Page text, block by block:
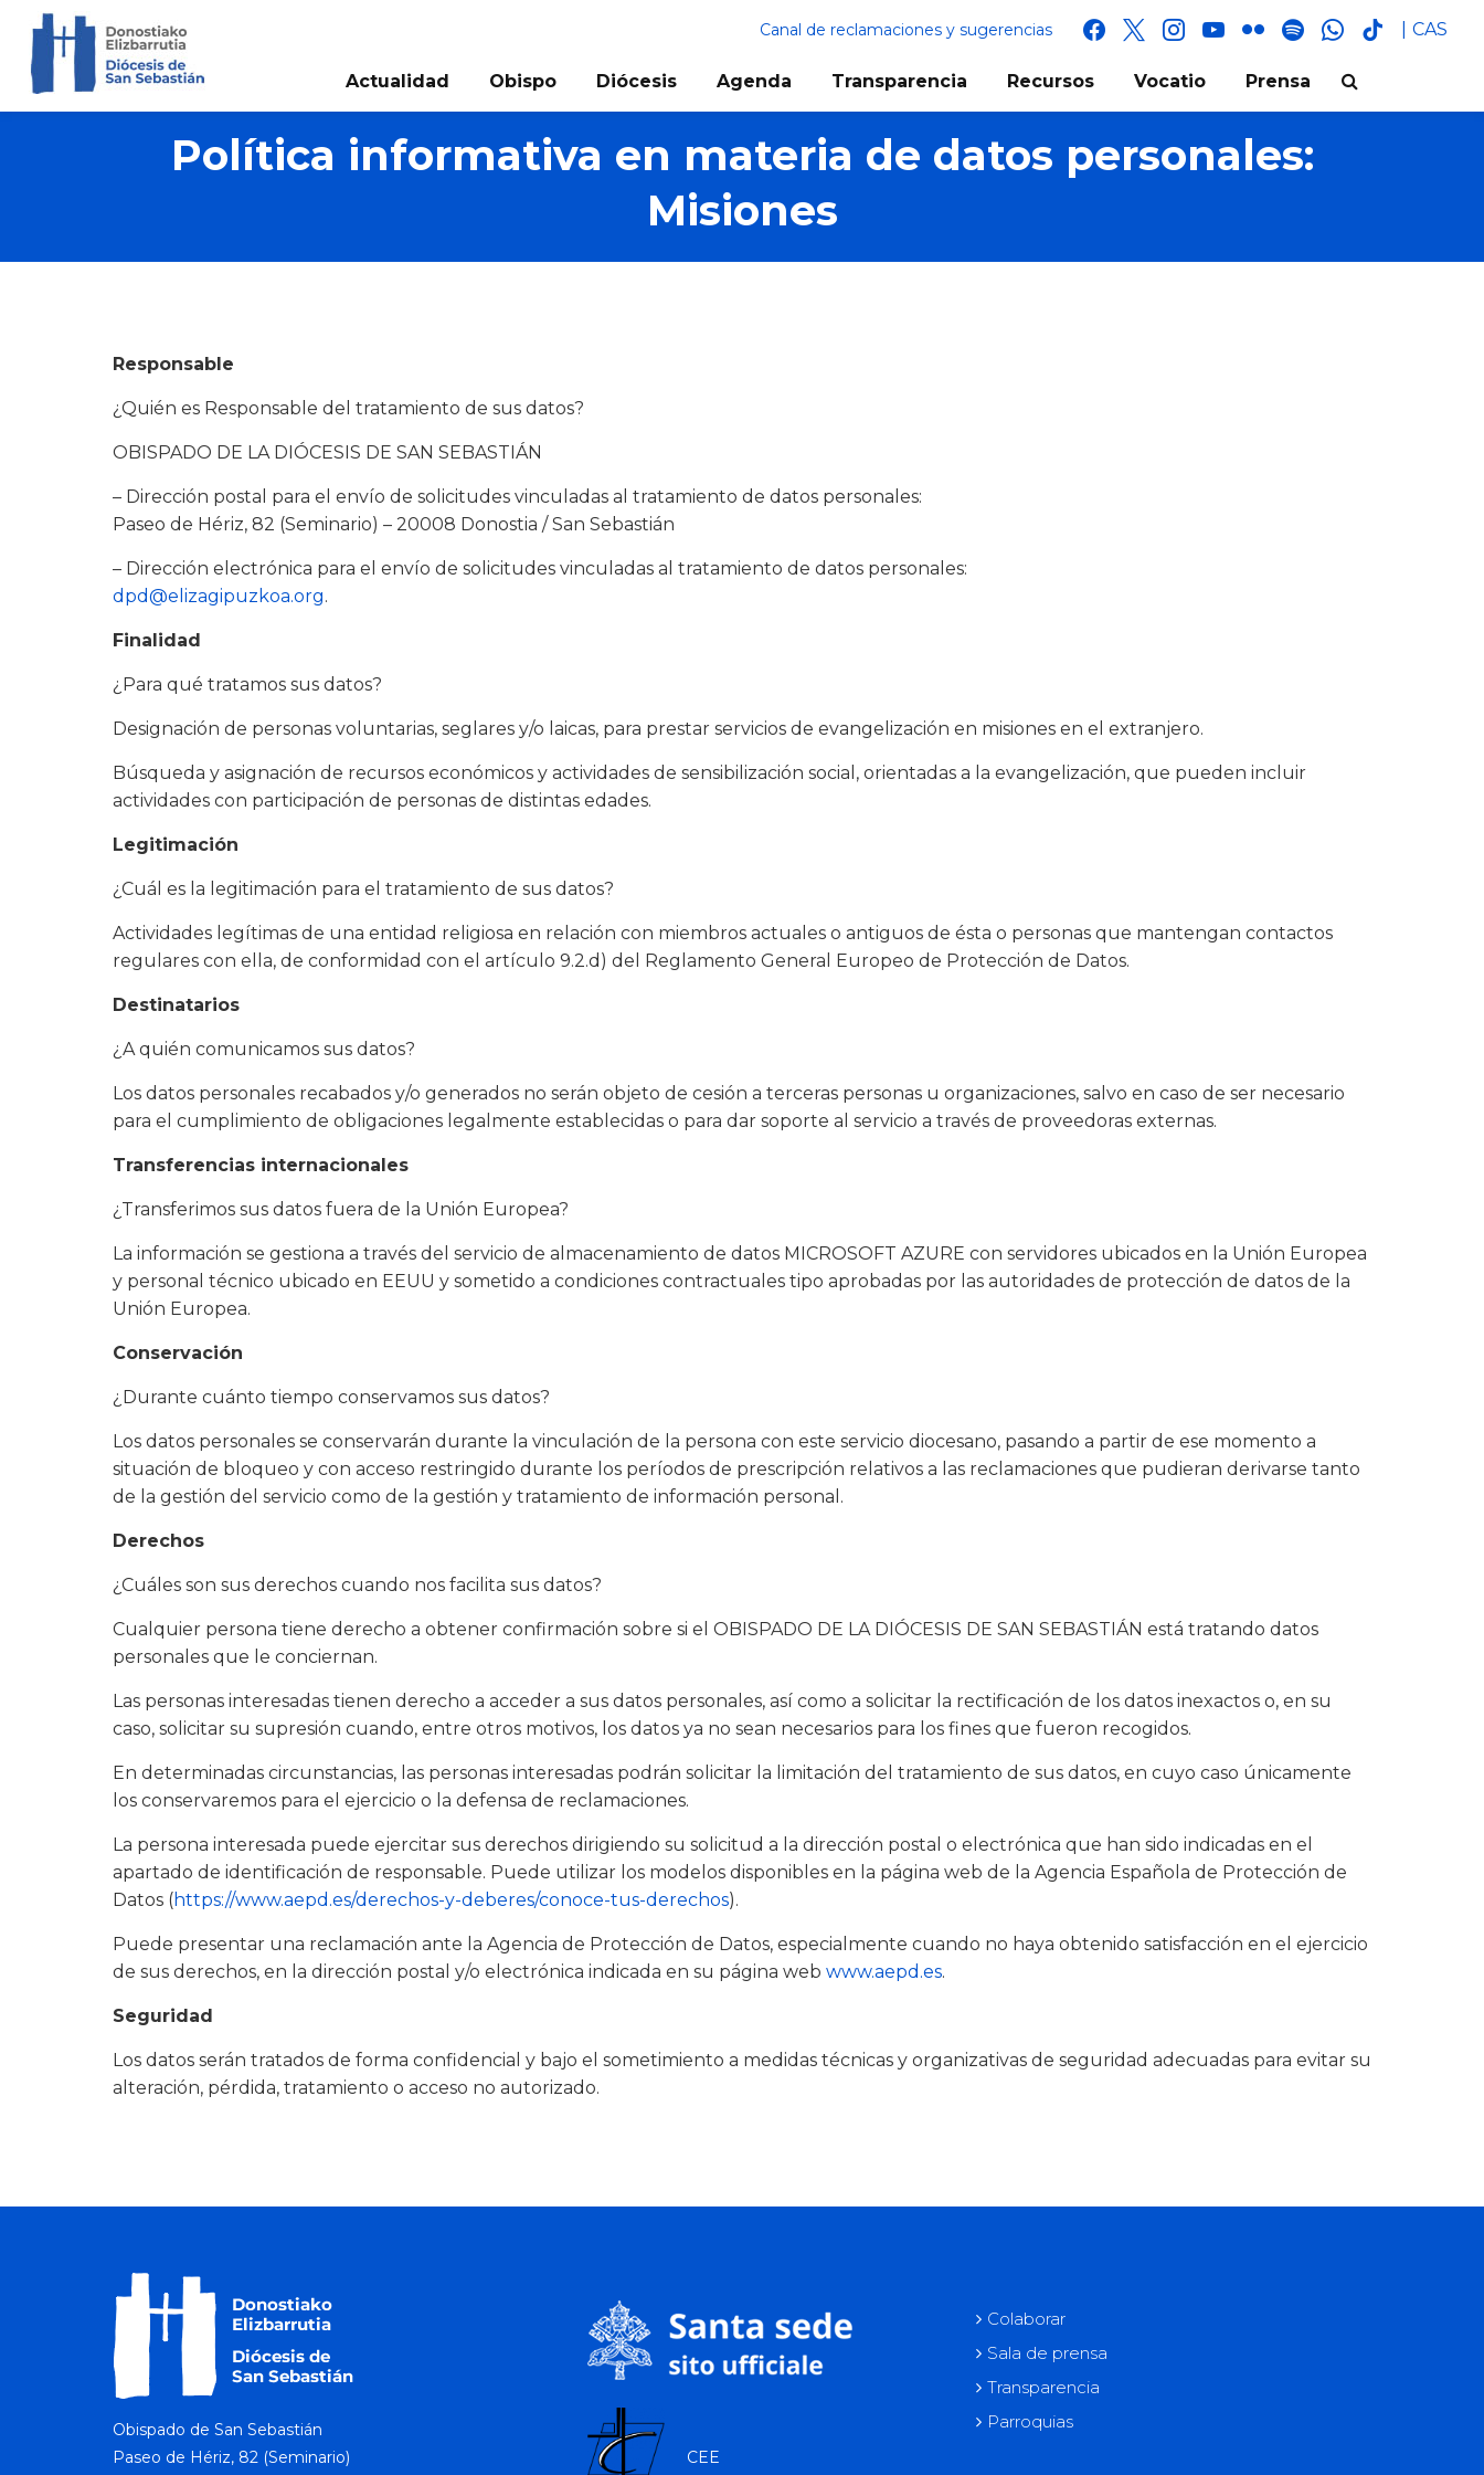
Canal de reclamaciones y sugerencias facebook
x instagram
youtube
flickr spotifywhatsapp
tik
CAS
Actualidad Obispo Diócesis Agenda Transparencia Recursos Vocatio Prensa
Política informativa en materia de datos personales:
Misiones
Responsable
¿Quién es Responsable del tratamiento de sus datos?
OBISPADO DE LA DIÓCESIS DE SAN SEBASTIÁN
– Dirección postal para el envío de solicitudes vinculadas al tratamiento de datos personales:
Paseo de Hériz, 82 (Seminario) – 20008 Donostia / San Sebastián
– Dirección electrónica para el envío de solicitudes vinculadas al tratamiento de datos personales:
dpd@elizagipuzkoa.org.
Finalidad
¿Para qué tratamos sus datos?
Designación de personas voluntarias, seglares y/o laicas, para prestar servicios de evangelización en misiones en el extranjero.
Búsqueda y asignación de recursos económicos y actividades de sensibilización social, orientadas a la evangelización, que pueden incluir
actividades con participación de personas de distintas edades.
Legitimación
¿Cuál es la legitimación para el tratamiento de sus datos?
Actividades legítimas de una entidad religiosa en relación con miembros actuales o antiguos de ésta o personas que mantengan contactos
regulares con ella, de conformidad con el artículo 9.2.d) del Reglamento General Europeo de Protección de Datos.
Destinatarios
¿A quién comunicamos sus datos?
Los datos personales recabados y/o generados no serán objeto de cesión a terceras personas u organizaciones, salvo en caso de ser necesario
para el cumplimiento de obligaciones legalmente establecidas o para dar soporte al servicio a través de proveedoras externas.
Transferencias internacionales
¿Transferimos sus datos fuera de la Unión Europea?
La información se gestiona a través del servicio de almacenamiento de datos MICROSOFT AZURE con servidores ubicados en la Unión Europea
y personal técnico ubicado en EEUU y sometido a condiciones contractuales tipo aprobadas por las autoridades de protección de datos de la
Unión Europea.
Conservación
¿Durante cuánto tiempo conservamos sus datos?
Los datos personales se conservarán durante la vinculación de la persona con este servicio diocesano, pasando a partir de ese momento a
situación de bloqueo y con acceso restringido durante los períodos de prescripción relativos a las reclamaciones que pudieran derivarse tanto
de la gestión del servicio como de la gestión y tratamiento de información personal.
Derechos
¿Cuáles son sus derechos cuando nos facilita sus datos?
Cualquier persona tiene derecho a obtener confirmación sobre si el OBISPADO DE LA DIÓCESIS DE SAN SEBASTIÁN está tratando datos
personales que le conciernan.
Las personas interesadas tienen derecho a acceder a sus datos personales, así como a solicitar la rectificación de los datos inexactos o, en su
caso, solicitar su supresión cuando, entre otros motivos, los datos ya no sean necesarios para los fines que fueron recogidos.
En determinadas circunstancias, las personas interesadas podrán solicitar la limitación del tratamiento de sus datos, en cuyo caso únicamente
los conservaremos para el ejercicio o la defensa de reclamaciones.
La persona interesada puede ejercitar sus derechos dirigiendo su solicitud a la dirección postal o electrónica que han sido indicadas en el
apartado de identificación de responsable. Puede utilizar los modelos disponibles en la página web de la Agencia Española de Protección de
Datos (https://www.aepd.es/derechos-y-deberes/conoce-tus-derechos).
Puede presentar una reclamación ante la Agencia de Protección de Datos, especialmente cuando no haya obtenido satisfacción en el ejercicio
de sus derechos, en la dirección postal y/o electrónica indicada en su página web www.aepd.es.
Seguridad
Los datos serán tratados de forma confidencial y bajo el sometimiento a medidas técnicas y organizativas de seguridad adecuadas para evitar su
alteración, pérdida, tratamiento o acceso no autorizado.
Obispado de San Sebastián
Paseo de Hériz, 82 (Seminario)
CEE
Colaborar
Sala de prensa
Transparencia
Parroquias